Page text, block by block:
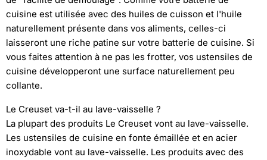
cuisine est utilisée avec des huiles de cuisson et l'huile
naturellement présente dans vos aliments, celles-ci
laisseront une riche patine sur votre batterie de cuisine. Si
vous faites attention à ne pas les frotter, vos ustensiles de
cuisine développeront une surface naturellement peu
collante.
Le Creuset va-t-il au lave-vaisselle ?
La plupart des produits Le Creuset vont au lave-vaisselle.
Les ustensiles de cuisine en fonte émaillée et en acier
inoxydable vont au lave-vaisselle. Les produits avec des